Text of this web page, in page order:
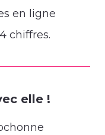
en ligne
chiffres.
elle !